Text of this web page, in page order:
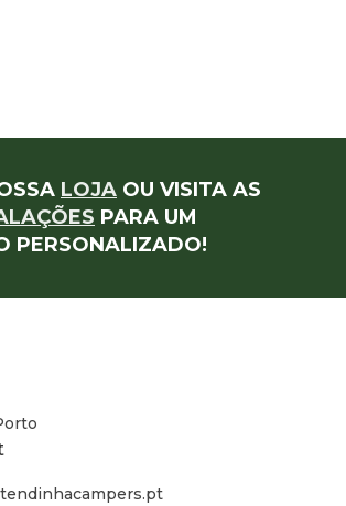
LOJA OU VISITA AS
PARA UM
PERSONALIZADO!